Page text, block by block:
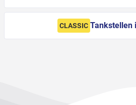
CLASSIC Tankstellen